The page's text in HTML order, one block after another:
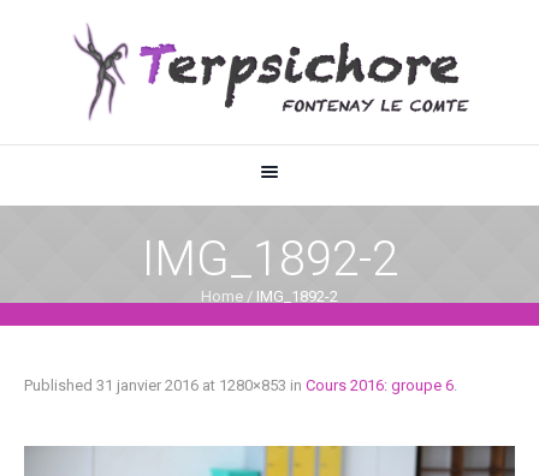
IMG_1892-2
Home / IMG_1892-2
Published 31 janvier 2016 at 1280×853 in Cours 2016: groupe 6.